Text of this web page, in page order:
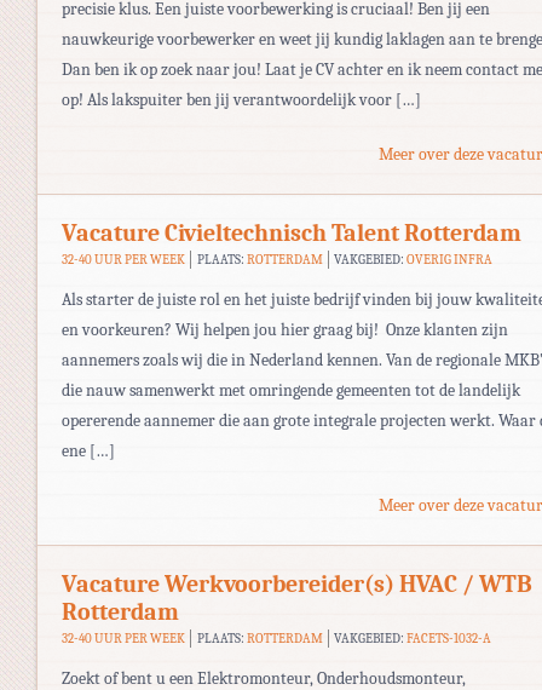
precisie klus. Een juiste voorbewerking is cruciaal! Ben jij een
nauwkeurige voorbewerker en weet jij kundig laklagen aan te
Dan ben ik op zoek naar jou! Laat je CV achter en ik neem contact
op! Als lakspuiter ben jij verantwoordelijk voor […]
Meer over deze
Vacature Civieltechnisch Talent Rotterdam
32-40 UUR PER WEEK PLAATS: ROTTERDAM VAKGEBIED:OVERIG INFRA
Als starter de juiste rol en het juiste bedrijf vinden bij jouw
en voorkeuren? Wij helpen jou hier graag bij! Onze klanten zijn
aannemers zoals wij die in Nederland kennen. Van de regionale
die nauw samenwerkt met omringende gemeenten tot de landelijk
opererende aannemer die aan grote integrale projecten werkt. Waar
ene […]
Meer over deze
Vacature Werkvoorbereider(s) HVAC / WTB
Rotterdam
32-40 UUR PER WEEK PLAATS: ROTTERDAM VAKGEBIED:FACETS-1032-A
Zoekt of bent u een Elektromonteur, Onderhoudsmonteur,